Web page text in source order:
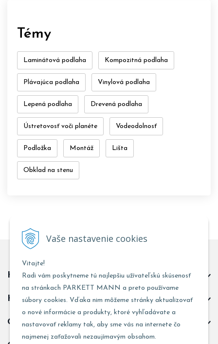
Vaše nastavenie cookies
Vitajte!
Radi vám poskytneme tú najlepšiu užívateľskú skúsenosť
na stránkach PARKETT MANN a preto používame
súbory cookies. Vďaka nim môžeme stránky aktualizovať
o nové informácie a produkty, ktoré vyhľadávate a
nastavovať reklamy tak, aby sme vás na internete čo
najmenej zaťažovali nezaujímavým obsahom.
Témy
Laminátová podlaha Kompozitná podlaha
Plávajúca podlaha Vinylová podlaha
Lepená podlaha Drevená podlaha
Ústretovosť voči planéte Vodeodolnosť
Podložka Montáž Lišta
Obklad na stenu
Kontakt predajňa Trnava
Kontakt predajňa Žarnovica
Obchodné informácie